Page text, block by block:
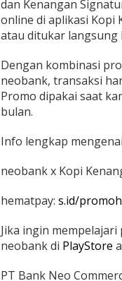
dan Kenangan
online di aplikasi Kopi
atau ditukar langsung
Dengan kombinasi
neobank, transaksi
Promo dipakai saat
bulan.
Info lengkap
neobank x Kopi
hematpay: s.id/
Jika ingin
neobank di PlayStore
PT Bank Neo